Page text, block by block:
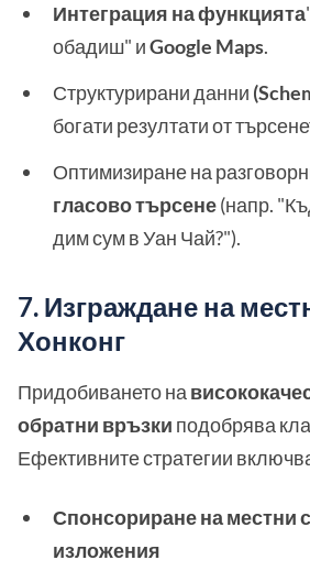
Интеграция на функцията
обадиш" иGoogle Maps.
Структурирани данни
богати резултати от
Оптимизиране на
гласово търсене(напр.
дим сум в Уан Чай?").
7. Изграждане на
Хонконг
Придобиването на
обратни връзки подобрява
Ефективните стратегии
Спонсориране на местни
изложения